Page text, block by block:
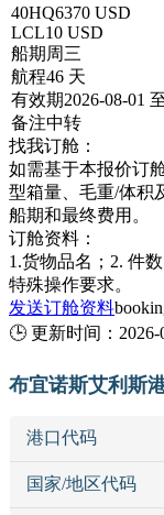
40HQ6370 USD
LCL10 USD
船期 周三
航程46 天
有效期2026-08-01
备注中转
找我订舱：
如需基于本报价订
型箱量、毛重/体积
船期和最终费用。
订舱资料：
1.货物品名；2. 件
特殊操作要求。
发送订舱资料
🕒 更新时间： 2026-
布宜诺斯艾利斯
港口代码
国家/地区代码